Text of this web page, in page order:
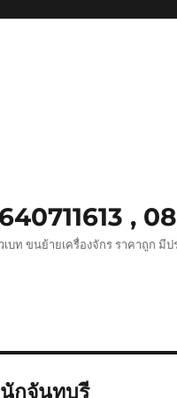
,
บท ขนย้ายเครื่องจักร ราคาถูก มี
กจันทบุรี